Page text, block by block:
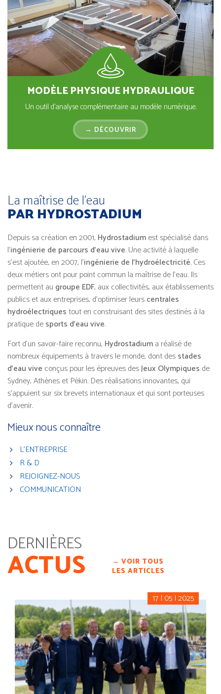
MODÈLE PHYSIQUE HYDRAULIQUE
Un outil d'analyse complémentaire au modèle numérique.
→ DÉCOUVRIR
La maîtrise de l’eau
PAR HYDROSTADIUM
Depuis sa création en 2001, Hydrostadiumest spécialisé dans
l’ingénierie de parcours d’eau vive. Une activité à laquelle
s’est ajoutée, en 2007, l’ingénierie de l’hydroélectricité. Ces
deux métiers ont pour point commun la maîtrise de l’eau. Ils
permettent au groupe EDF, aux collectivités, aux établissements
publics et aux entreprises, d’optimiser leurscentrales
hydroélectriquestout en construisant des sites destinés à la
pratique desports d’eau vive.
Fort d’un savoir-faire reconnu, Hydrostadiuma réalisé de
nombreux équipements à travers le monde, dont desstades
d’eau vive conçus pour les épreuves desJeux Olympiques de
Sydney, Athènes et Pékin. Des réalisations innovantes, qui
s’appuient sur six brevets internationaux et qui sont porteuses
d’avenir.
Mieux nous connaître
L'ENTREPRISE
R & D
REJOIGNEZ-NOUS
COMMUNICATION
DERNIÈRES
ACTUS
→ VOIR TOUS
LES ARTICLES
17 | 05 | 2025